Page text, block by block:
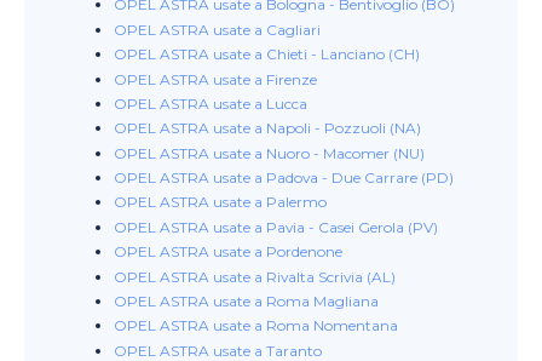
OPEL ASTRA usate a Bologna - Bentivoglio (BO)
OPEL ASTRA usate a Cagliari
OPEL ASTRA usate a Chieti - Lanciano (CH)
OPEL ASTRA usate a Firenze
OPEL ASTRA usate a Lucca
OPEL ASTRA usate a Napoli - Pozzuoli (NA)
OPEL ASTRA usate a Nuoro - Macomer (NU)
OPEL ASTRA usate a Padova - Due Carrare (PD)
OPEL ASTRA usate a Palermo
OPEL ASTRA usate a Pavia - Casei Gerola (PV)
OPEL ASTRA usate a Pordenone
OPEL ASTRA usate a Rivalta Scrivia (AL)
OPEL ASTRA usate a Roma Magliana
OPEL ASTRA usate a Roma Nomentana
OPEL ASTRA usate a Taranto